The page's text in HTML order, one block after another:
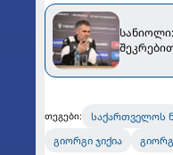
თეგები: საქართველოს
გიორგი ჯიქია